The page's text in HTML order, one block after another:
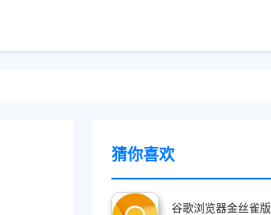
猜你喜欢
谷歌浏览器金丝雀版